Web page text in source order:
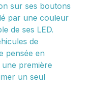
sur ses boutons
par une couleur
de ses LED.
de
pensée en
première
un seul